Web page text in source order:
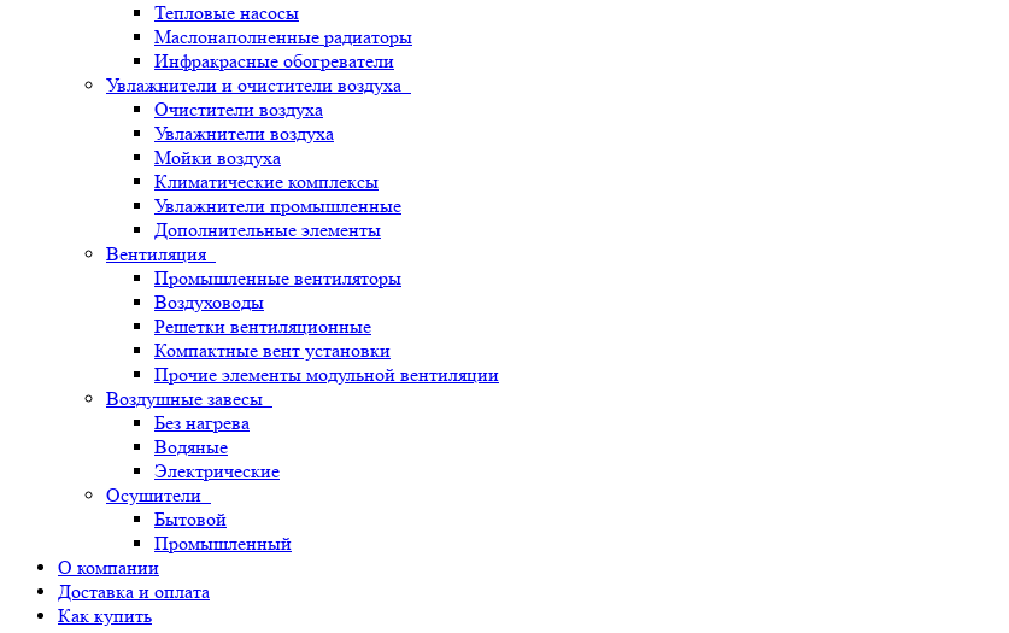
Тепловые насосы
Маслонаполненные радиаторы
Инфракрасные обогреватели
Увлажнители и очистители воздуха
Очистители воздуха
Увлажнители воздуха
Мойки воздуха
Климатические комплексы
Увлажнители промышленные
Дополнительные элементы
Вентиляция
Промышленные вентиляторы
Воздуховоды
Решетки вентиляционные
Компактные вент установки
Прочие элементы модульной вентиляции
Воздушные завесы
Без нагрева
Водяные
Электрические
Осушители
Бытовой
Промышленный
О компании
Доставка и оплата
Как купить